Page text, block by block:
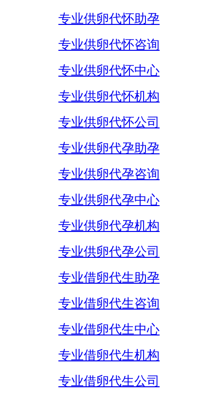
专业供卵代怀助孕
专业供卵代怀咨询
专业供卵代怀中心
专业供卵代怀机构
专业供卵代怀公司
专业供卵代孕助孕
专业供卵代孕咨询
专业供卵代孕中心
专业供卵代孕机构
专业供卵代孕公司
专业借卵代生助孕
专业借卵代生咨询
专业借卵代生中心
专业借卵代生机构
专业借卵代生公司